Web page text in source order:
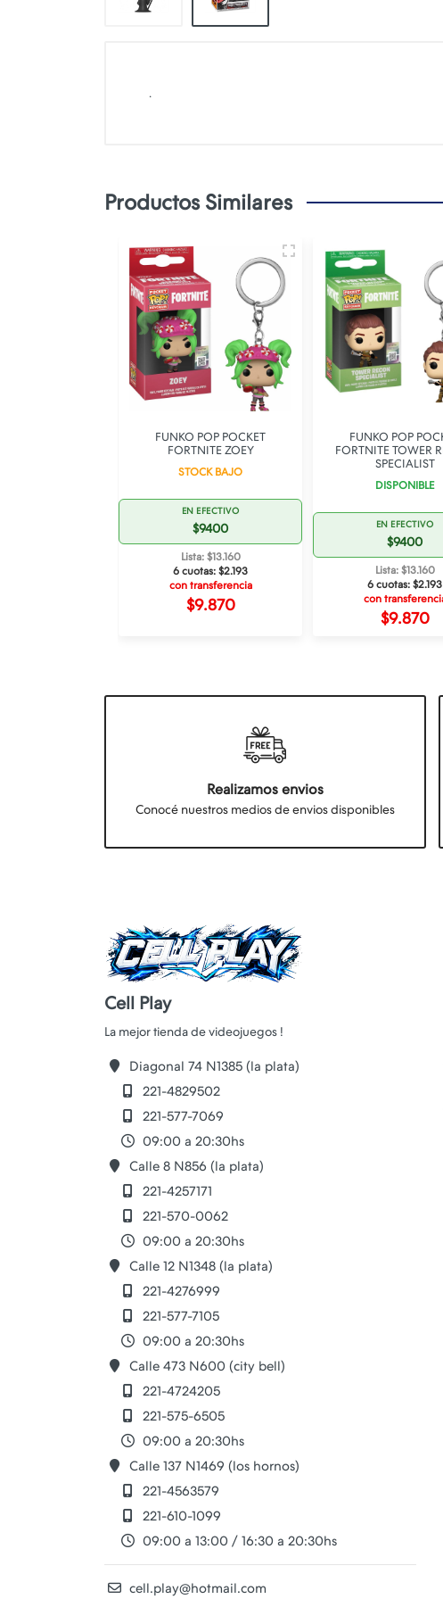
.
Productos Similares
FUNKO POP POCKET
FORTNITE ZOEY
STOCK BAJO
EN EFECTIVO
$9400
Lista: $13.160
6 cuotas: $2.193
con transferencia
$9.870
FUNKO POP
FORTNITE TOWER
SPECIALIST
DISPONIBLE
EN EFECTIVO
$9400
Lista: $13.160
6 cuotas: $2.193
con
$9.870
Realizamos envios
Conocé nuestros medios de envios disponibles
Cell Play
Diagonal 74 N1385 (la plata)
221-4829502
221-577-7069
09:00 a 20:30hs
Calle 8 N856 (la plata)
221-4257171
221-570-0062
09:00 a 20:30hs
Calle 12 N1348 (la plata)
221-4276999
221-577-7105
09:00 a 20:30hs
Calle 473 N600 (city bell)
221-4724205
221-575-6505
09:00 a 20:30hs
Calle 137 N1469 (los hornos)
221-4563579
221-610-1099
09:00 a 13:00 / 16:30 a 20:30hs
cell.play@hotmail.com